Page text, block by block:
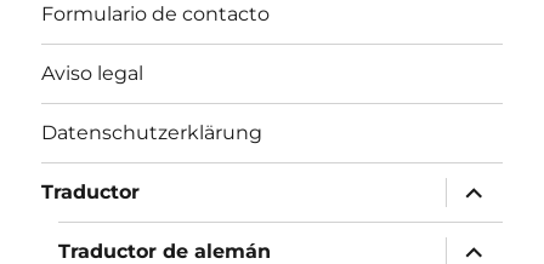
Formulario de contacto
Aviso legal
Datenschutzerklärung
Traductor
expande
el
menú
inferior
Traductor de alemán
expande